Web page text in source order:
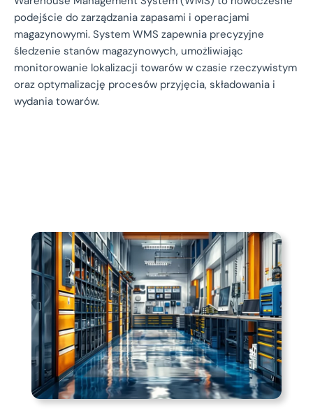
podejście do zarządzania zapasami i operacjami
magazynowymi. System WMS zapewnia precyzyjne
śledzenie stanów magazynowych, umożliwiając
monitorowanie lokalizacji towarów w czasie rzeczywistym
oraz optymalizację procesów przyjęcia, składowania i
wydania towarów.